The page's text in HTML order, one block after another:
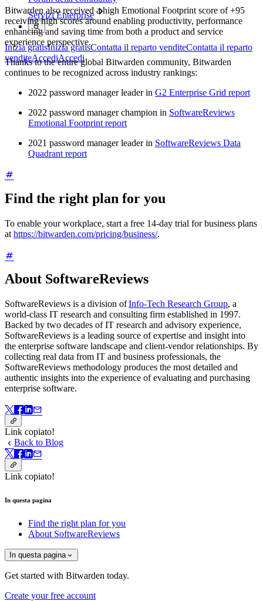
Servizi Enterprise
Inizia gratisInizia gratisContatta il reparto venditeContatta il reparto
venditeAccediAccedi
Bitwarden also received a high Emotional Footprint score of +95
receiving high scores around enabling productivity, performance
enhancing and saving time from both a product and service
experience perspective.
Thanks to the entire global Bitwarden community, Bitwarden
continues to be recognized across industry rankings:
2022 password manager leader in G2 Enterprise Grid report
2022 password manager champion in SoftwareReviews
Emotional Footprint report
2021 password manager leader in SoftwareReviews Data
Quadrant report
Find the right plan for you
To enable your workplace, start a free 14-day trial for business plans
at https://bitwarden.com/pricing/business/.
About SoftwareReviews
SoftwareReviews is a division ofInfo-Tech Research Group, a
world-class IT research and consulting firm established in 1997.
Backed by two decades of IT research and advisory experience,
SoftwareReviews is a leading source of expertise and insight into
the enterprise software landscape and client-vendor relationships. By
collecting real data from IT and business professionals, the
SoftwareReviews methodology produces the most detailed and
authentic insights into the experience of evaluating and purchasing
enterprise software.
Link copiato!
Back to Blog
Link copiato!
In questa pagina
Find the right plan for you
About SoftwareReviews
In questa pagina
Get started with Bitwarden today.
Create your free account